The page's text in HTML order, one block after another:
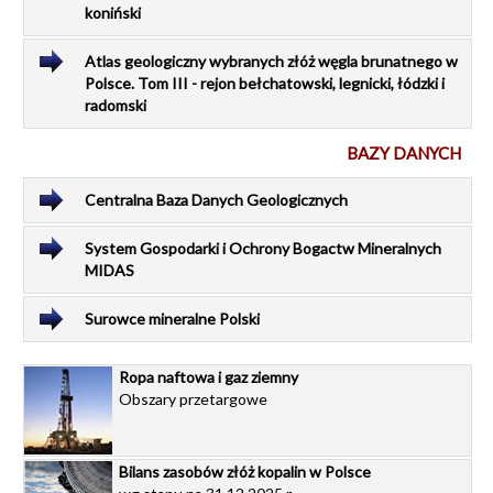
koniński
Atlas geologiczny wybranych złóż węgla brunatnego w
Polsce. Tom III - rejon bełchatowski, legnicki, łódzki i
radomski
BAZY DANYCH
Centralna Baza Danych Geologicznych
System Gospodarki i Ochrony Bogactw Mineralnych
MIDAS
Surowce mineralne Polski
Ropa naftowa i gaz ziemny
Obszary przetargowe
Bilans zasobów złóż kopalin w Polsce